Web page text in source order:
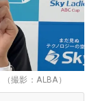
撮影：ALBA）